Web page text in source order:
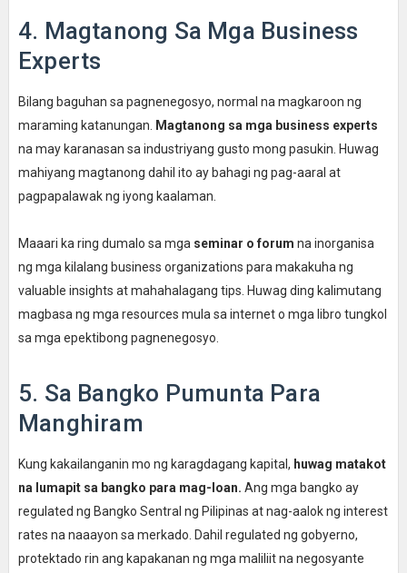
4. Magtanong Sa Mga Business
Experts
Bilang baguhan sa pagnenegosyo, normal na magkaroon ng
maraming katanungan.
Magtanong sa mga business experts
na may karanasan sa industriyang gusto mong pasukin. Huwag
mahiyang magtanong dahil ito ay bahagi ng pag-aaral at
pagpapalawak ng iyong kaalaman.
Maaari ka ring dumalo sa mga seminar o forum na inorganisa
ng mga kilalang business organizations para makakuha ng
valuable insights at mahahalagang tips. Huwag ding kalimutang
magbasa ng mga resources mula sa internet o mga libro tungkol
sa mga epektibong pagnenegosyo.
5. Sa Bangko Pumunta Para
Manghiram
Kung kakailanganin mo ng karagdagang kapital, huwag matakot
na lumapit sa bangko para mag-loan. Ang mga bangko ay
regulated ng Bangko Sentral ng Pilipinas at nag-aalok ng interest
rates na naaayon sa merkado. Dahil regulated ng gobyerno,
protektado rin ang kapakanan ng mga maliliit na negosyante